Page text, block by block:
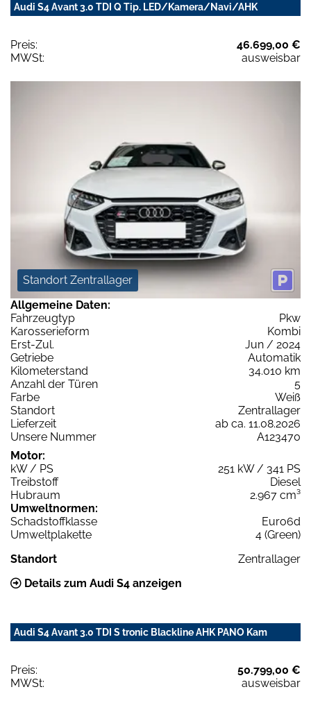
Audi S4 Avant 3.0 TDI Q Tip. LED/Kamera/Navi/AHK
Preis:
46.699,00 €
MWSt:
ausweisbar
Standort Zentrallager
Allgemeine Daten:
Fahrzeugtyp
Pkw
Karosserieform
Kombi
Erst-Zul.
Jun / 2024
Getriebe
Automatik
Kilometerstand
34.010 km
Anzahl der Türen
5
Farbe
Weiß
Standort
Zentrallager
Lieferzeit
ab ca. 11.08.2026
Unsere Nummer
A123470
Motor:
kW / PS
251 kW / 341 PS
Treibstoff
Diesel
Hubraum
2.967 cm³
Umweltnormen:
Schadstoffklasse
Euro6d
Umweltplakette
4 (Green)
Standort
Zentrallager
Details zum Audi S4 anzeigen
Audi S4 Avant 3.0 TDI S tronic Blackline AHK PANO Kam
Preis:
50.799,00 €
MWSt:
ausweisbar